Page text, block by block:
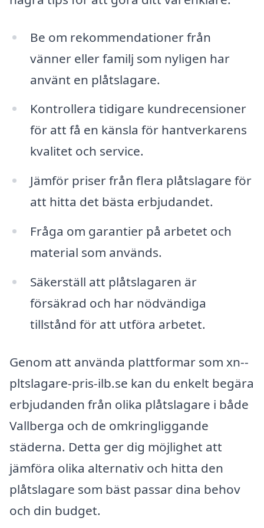
Be om rekommendationer från
vänner eller familj som nyligen har
använt en plåtslagare.
Kontrollera tidigare kundrecensioner
för att få en känsla för hantverkarens
kvalitet och service.
Jämför priser från flera plåtslagare för
att hitta det bästa erbjudandet.
Fråga om garantier på arbetet och
material som används.
Säkerställ att plåtslagaren är
försäkrad och har nödvändiga
tillstånd för att utföra arbetet.
Genom att använda plattformar som xn--
pltslagare-pris-ilb.se kan du enkelt begära
erbjudanden från olika plåtslagare i både
Vallberga och de omkringliggande
städerna. Detta ger dig möjlighet att
jämföra olika alternativ och hitta den
plåtslagare som bäst passar dina behov
och din budget.